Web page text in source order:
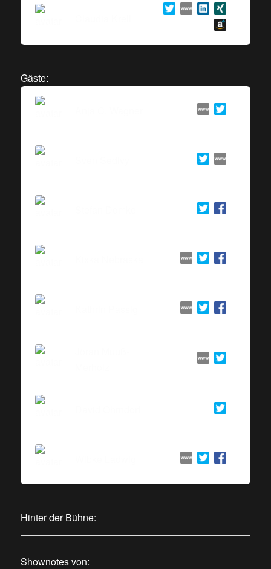
Gäste:
Hinter der Bühne:
Shownotes von: